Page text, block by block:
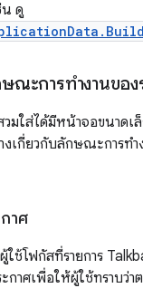
น ดู
ษณะการทำงานของ
มใส่ได้มีหน้าจอขนาดเ
เกี่ยวกับลักษณะการทำ
าศ
ช้โฟกัสที่รายการ
กาศเพื่อให้ผู้ใช้ทราบว่